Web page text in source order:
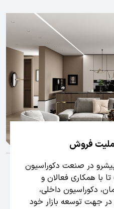
فروش
در صنعت دکوراسیون
با همکاری فعالان و
دکوراسیون داخلی،
جهت توسعه بازار خود